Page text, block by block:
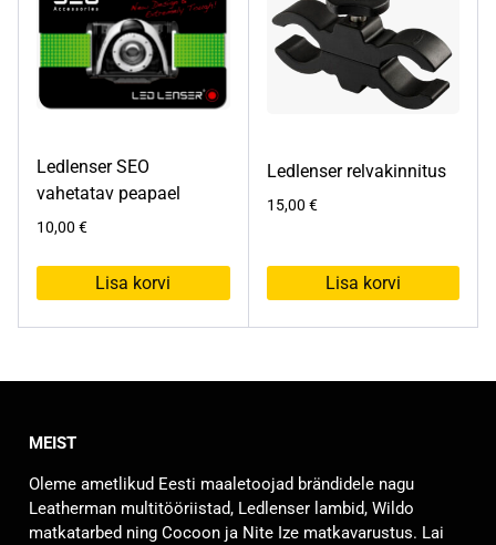
Ledlenser SEO
vahetatav peapael
10,00 €
Lisa korvi
Ledlenser relvakinnitus
15,00 €
Lisa korvi
MEIST
Oleme ametlikud Eesti maaletoojad brändidele nagu
Leatherman multitööriistad, Ledlenser lambid, Wildo
matkatarbed ning Cocoon ja Nite Ize matkavarustus. Lai